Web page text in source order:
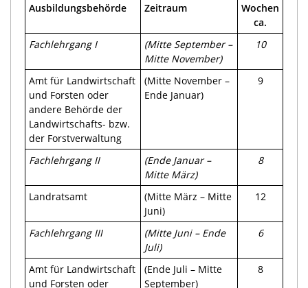
Ausbildungsbehörde Zeitraum Wochen
ca.
Fachlehrgang I
(MitteSeptember –
Mitte November)
10
Amt für Landwirtschaft
und Forsten oder
andere Behörde der
Landwirtschafts- bzw.
der Forstverwaltung
(Mitte November –
Ende Januar)
9
Fachlehrgang II (Ende Januar–
Mitte März)
8
Landratsamt
(Mitte März – Mitte
Juni)
12
FachlehrgangIII
(Mitte Juni – Ende
Juli)
6
Amt für Landwirtschaft
und Forsten oder
(Ende Juli – Mitte
September)
8